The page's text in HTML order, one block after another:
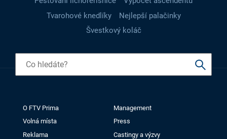
Tvarohové knedlíky
Nejlepší palačinky
Švestkový koláč
O FTV Prima
Management
Volná místa
Press
Reklama
Castingy a výzvy